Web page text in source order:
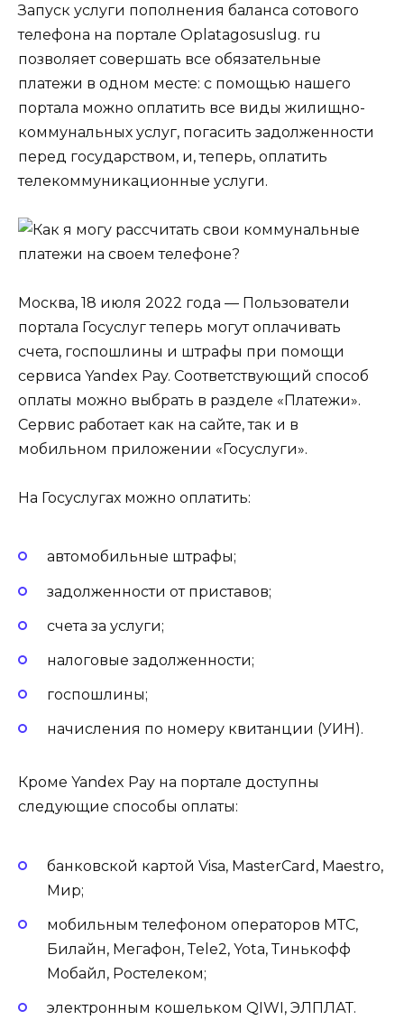
Запуск услуги пополнения баланса сотового
телефона на портале Oplatagosuslug. ru
позволяет совершать все обязательные
платежи в одном месте: с помощью нашего
портала можно оплатить все виды жилищно-
коммунальных услуг, погасить задолженности
перед государством, и, теперь, оплатить
телекоммуникационные услуги.
Москва, 18 июля 2022 года — Пользователи
портала Госуслуг теперь могут оплачивать
счета, госпошлины и штрафы при помощи
сервиса Yandex Pay. Соответствующий способ
оплаты можно выбрать в разделе «Платежи».
Сервис работает как на сайте, так и в
мобильном приложении «Госуслуги».
На Госуслугах можно оплатить:
автомобильные штрафы;
задолженности от приставов;
счета за услуги;
налоговые задолженности;
госпошлины;
начисления по номеру квитанции (УИН).
Кроме Yandex Pay на портале доступны
следующие способы оплаты:
банковской картой Visa, MasterCard, Maestro,
Мир;
мобильным телефоном операторов МТС,
Билайн, Мегафон, Тele2, Yota, Тинькофф
Мобайл, Ростелеком;
электронным кошельком QIWI, ЭЛПЛАТ.